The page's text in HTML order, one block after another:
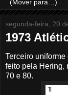
segunda-feira, 20
1973
Terceiro
feito pela Hering,
70 e 80.